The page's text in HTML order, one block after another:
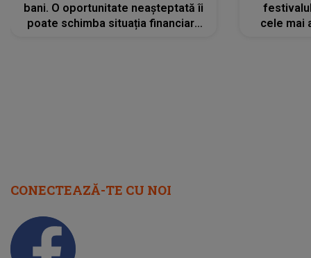
bani. O oportunitate neașteptată îi
poate schimba situația financiară
cele mai
CONECTEAZĂ-TE CU NOI